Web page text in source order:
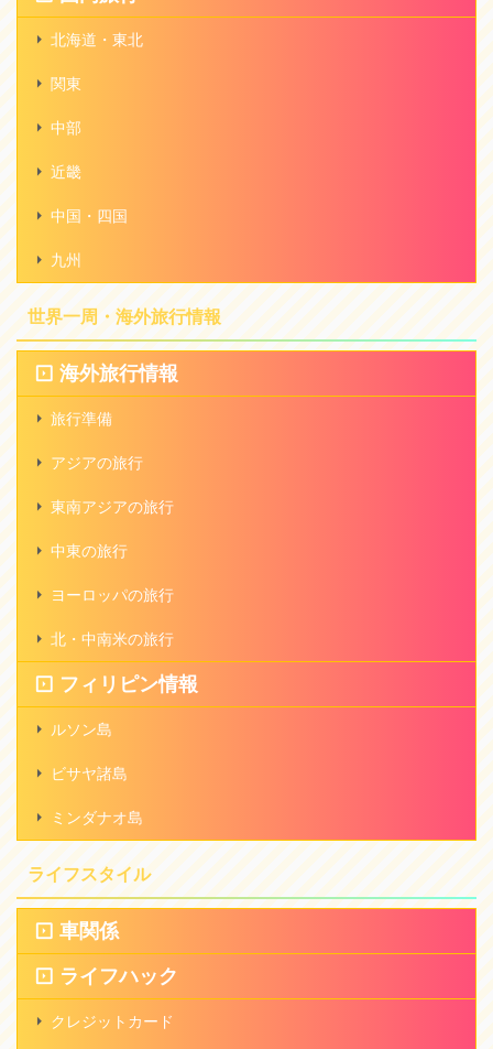
北海道・東北
関東
中部
近畿
中国・四国
九州
世界一周・海外旅行情報
海外旅行情報
旅行準備
アジアの旅行
東南アジアの旅行
中東の旅行
ヨーロッパの旅行
北・中南米の旅行
フィリピン情報
ルソン島
ビサヤ諸島
ミンダナオ島
ライフスタイル
車関係
ライフハック
クレジットカード